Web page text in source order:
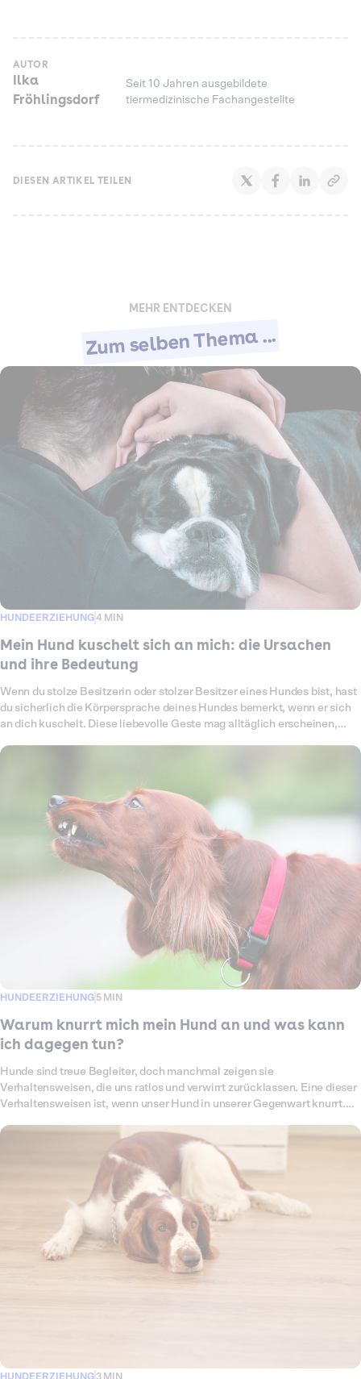
AUTOR
Ilka
Fröhlingsdorf
Seit 10 Jahren ausgebildete
tiermedizinische Fachangestellte
DIESEN ARTIKEL TEILEN
MEHR ENTDECKEN
Zum selben Thema ...
HUNDEERZIEHUNG4 MIN
Mein Hund kuschelt sich an mich: die Ursachen
und ihre Bedeutung
Wenn du stolze Besitzerin oder stolzer Besitzer eines Hundes bist, hast
du sicherlich die Körpersprache deines Hundes bemerkt, wenn er sich
an dich kuschelt. Diese liebevolle Geste mag alltäglich erscheinen,
Emotionale Motivationen, Sicherheitsbedürfnisse. Lass uns gemeinsam
diese Verhaltensweisen entschlüsseln!
HUNDEERZIEHUNG 5 MIN
Warum knurrt mich mein Hund an und was kann
ich dagegen tun?
Hunde sind treue Begleiter, doch manchmal zeigen sie
Verhaltensweisen, die uns ratlos und verwirrt zurücklassen. Eine dieser
Verhaltensweisen ist, wenn unser Hund in unserer Gegenwart knurrt.
wichtig zu verstehen, warum Hunde knurren und wie du darauf
angemessen reagierst. In diesem Artikel erforschen wir, warum Hunde
knurren und geben Tipps, wie du mit dieser Situation umgehen kannst.
HUNDEERZIEHUNG 3 MIN